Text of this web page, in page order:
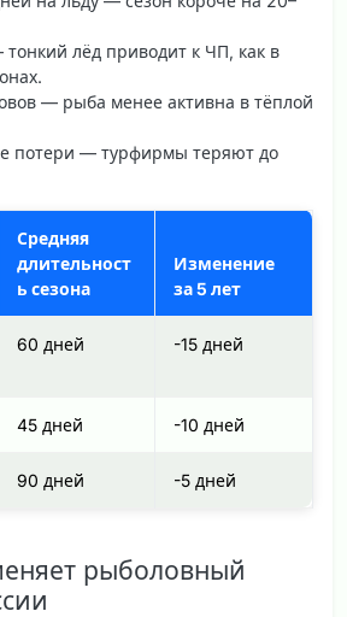
лёд приводит к ЧП, как в
— рыба менее активна в тёплой
потери — турфирмы теряют до
Средняя
длительност
ь сезона
Изменение
за 5 лет
60 дней -15 дней
45 дней -10 дней
90 дней -5 дней
рыболовный